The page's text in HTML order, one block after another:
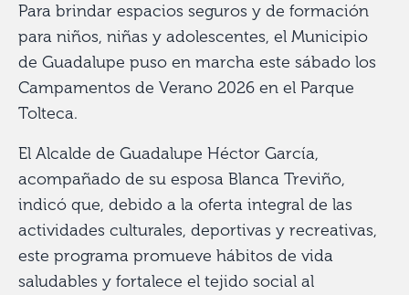
Para brindar espacios seguros y de formación
para niños, niñas y adolescentes, el Municipio
de Guadalupe puso en marcha este sábado los
Campamentos de Verano 2026 en el Parque
Tolteca.
El Alcalde de Guadalupe Héctor García,
acompañado de su esposa Blanca Treviño,
indicó que, debido a la oferta integral de las
actividades culturales, deportivas y recreativas,
este programa promueve hábitos de vida
saludables y fortalece el tejido social al